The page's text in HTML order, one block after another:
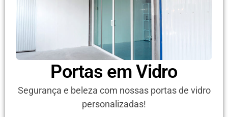
Portas em Vidro
Segurança e beleza com nossas portas de vidro
personalizadas!